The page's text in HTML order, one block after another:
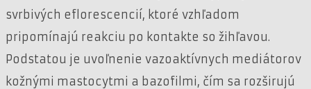
svrbivých eflorescencií, ktoré vzhľadom
pripomínajú reakciu po kontakte so žihľavou.
Podstatou je uvoľnenie vazoaktívnych mediátorov
kožnými mastocytmi a bazofilmi, čím sa rozširujú